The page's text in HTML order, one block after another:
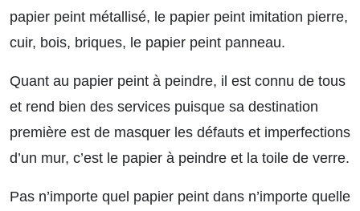
papier peint métallisé, le papier peint imitation pierre,
cuir, bois, briques, le papier peint panneau.
Quant au papier peint à peindre, il est connu de tous
et rend bien des services puisque sa destination
première est de masquer les défauts et imperfections
d’un mur, c’est le papier à peindre et la toile de verre.
Pas n’importe quel papier peint dans n’importe quelle